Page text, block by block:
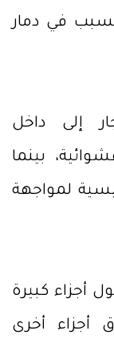
تسبب في دمار
إلى داخل
بينما
لمواجهة
أجزاء كبيرة
أجزاء أخرى